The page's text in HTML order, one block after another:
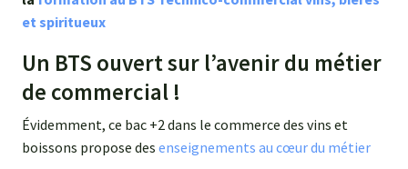
et spiritueux
Un BTS ouvert sur l’avenir du métier
de commercial !
Évidemment, ce bac +2 dans le commerce des vins et
boissons propose des enseignements au cœur du métier